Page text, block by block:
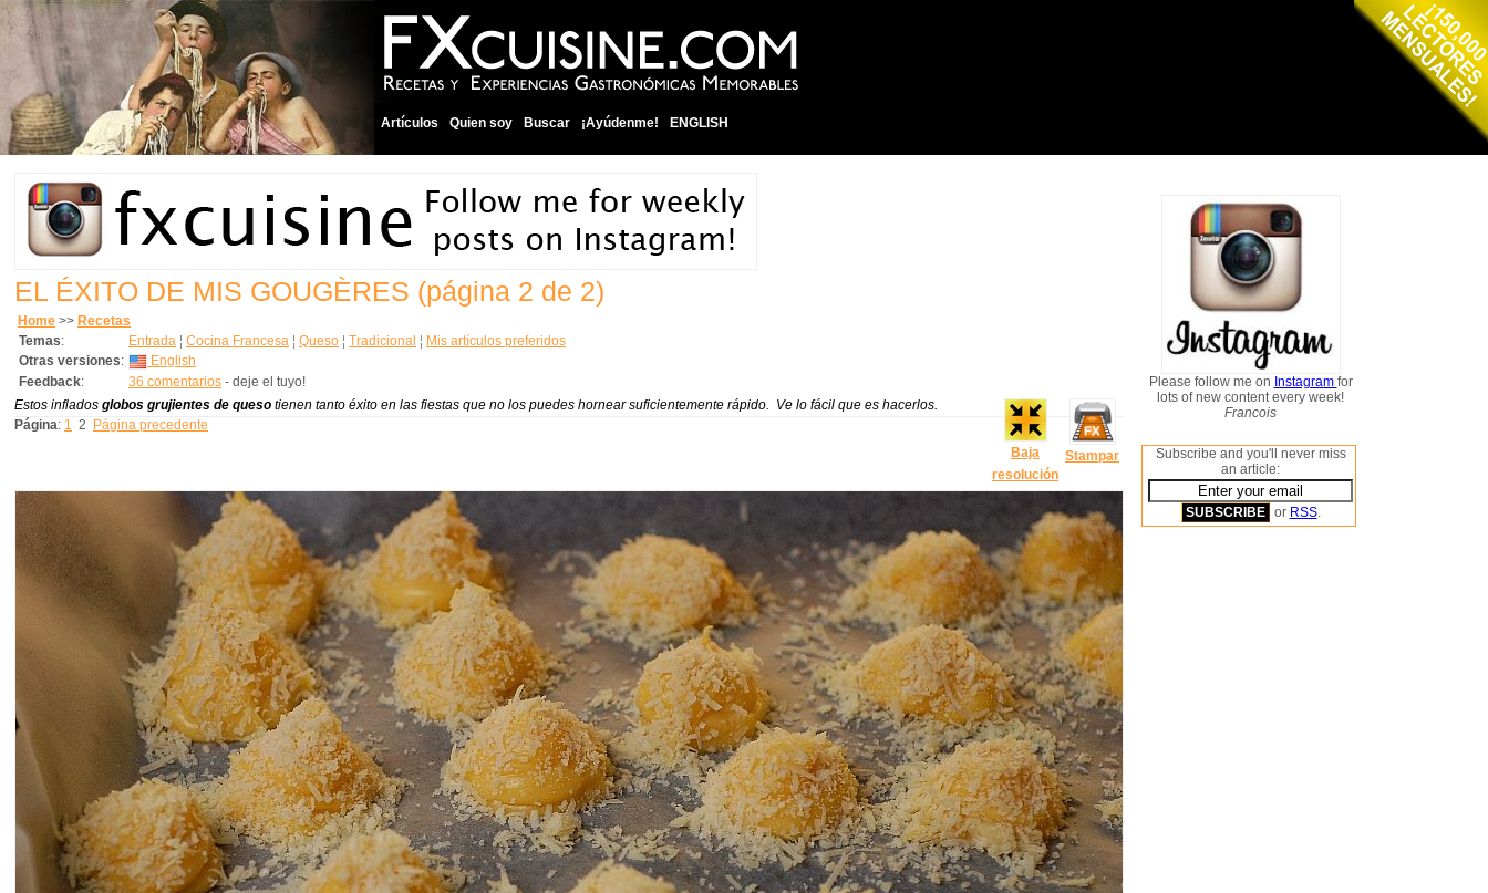
Artículos Quien soy Buscar ¡Ayúdenme! ENGLISH
EL ÉXITO DE MIS GOUGÈRES (página 2 de 2)
Home >> Recetas
Temas: Entrada ¦ Cocina Francesa ¦ Queso ¦ Tradicional ¦ Mis artículos preferidos
Otras versiones:
English
Feedback: 36 comentarios - deje el tuyo!
Baja
resolución
Stampar
Estos inflados globos grujientes de queso tienen tanto éxito en las fiestas que no los puedes hornear suficientemente rápido. Ve lo fácil que es hacerlos.
Página: 1 2 Página precedente
Please follow me on Instagram for
lots of new content every week!
Francois
Subscribe and you'll never miss
an article:
or RSS.